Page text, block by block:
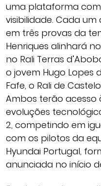
uma plataforma
visibilidade. Cada
em três provas da
Henriques alinhará
no Rali Terras
o jovem Hugo Lopes
Fafe, o Rali de
Ambos terão acesso
evoluções
2, competindo em
com os pilotos da
Hyundai Portugal,
anunciada no início